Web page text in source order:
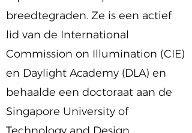
breedtegraden. Ze is een actief
lid van de International
Commission on Illumination (CIE)
en Daylight Academy (DLA) en
behaalde een doctoraat aan de
Singapore University of